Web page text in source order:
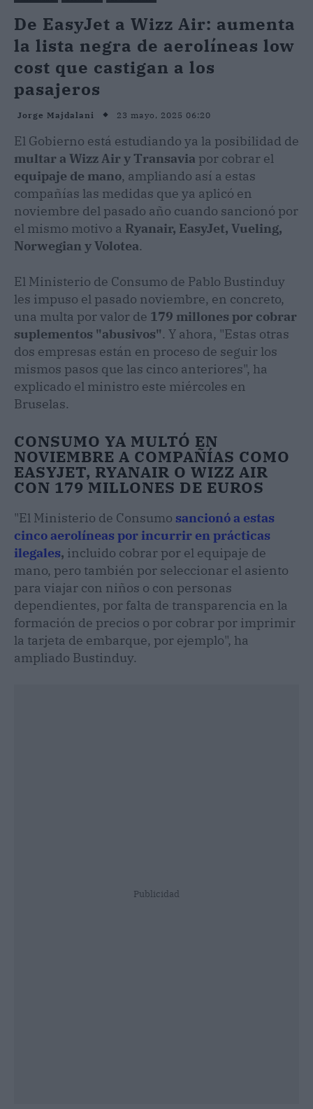
De EasyJet a Wizz Air: aumenta
la lista negra de aerolíneas low
cost que castigan a los
pasajeros
Jorge Majdalani 23 mayo, 2025 06:20
El Gobierno está estudiando ya la posibilidad de
multar a Wizz Air y Transavia por cobrar el
equipaje de mano, ampliando así a estas
compañías las medidas que ya aplicó en
noviembre del pasado año cuando sancionó por
el mismo motivo a Ryanair, EasyJet, Vueling,
Norwegian y Volotea.
El Ministerio de Consumo de Pablo Bustinduy
les impuso el pasado noviembre, en concreto,
una multa por valor de 179 millones por cobrar
suplementos "abusivos". Y ahora, "Estas otras
dos empresas están en proceso de seguir los
mismos pasos que las cinco anteriores", ha
explicado el ministro este miércoles en
Bruselas.
CONSUMO YA MULTÓ EN
NOVIEMBRE A COMPAÑÍAS COMO
EASYJET, RYANAIR O WIZZ AIR
CON 179 MILLONES DE EUROS
"El Ministerio de Consumo sancionó a estas
cinco aerolíneas por incurrir en prácticas
ilegales, incluido cobrar por el equipaje de
mano, pero también por seleccionar el asiento
para viajar con niños o con personas
dependientes, por falta de transparencia en la
formación de precios o por cobrar por imprimir
la tarjeta de embarque, por ejemplo", ha
ampliado Bustinduy.
Publicidad